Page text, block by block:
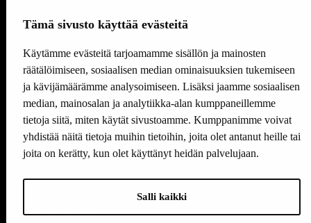
Tämä sivusto käyttää evästeitä
Käytämme evästeitä tarjoamamme sisällön ja mainosten
räätälöimiseen, sosiaalisen median ominaisuuksien tukemiseen
ja kävijämäärämme analysoimiseen. Lisäksi jaamme sosiaalisen
median, mainosalan ja analytiikka-alan kumppaneillemme
tietoja siitä, miten käytät sivustoamme. Kumppanimme voivat
yhdistää näitä tietoja muihin tietoihin, joita olet antanut heille tai
joita on kerätty, kun olet käyttänyt heidän palvelujaan.
Salli kaikki
LinkedIn
INFO
Suomen Kulttuurirahasto:
Laskutusosoite
Tietosuoja
Kannatusyhdistys:
Tietosuojaseloste
Sisäinen valvonta